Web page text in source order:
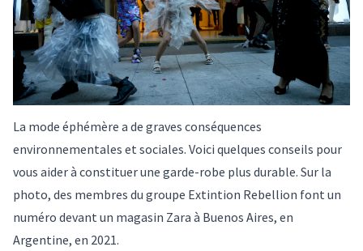
La mode éphémère a de graves conséquences
environnementales et sociales. Voici quelques conseils pour
vous aider à constituer une garde-robe plus durable. Sur la
photo, des membres du groupe Extintion Rebellion font un
numéro devant un magasin Zara à Buenos Aires, en
Argentine, en 2021.